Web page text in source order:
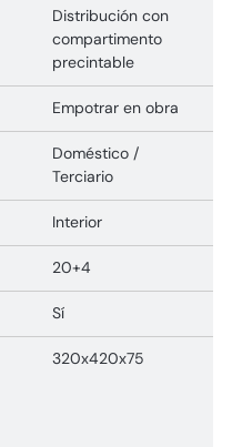
Distribución con
compartimento
precintable
Empotrar en obra
Doméstico /
Terciario
Interior
20+4
Sí
320x420x75